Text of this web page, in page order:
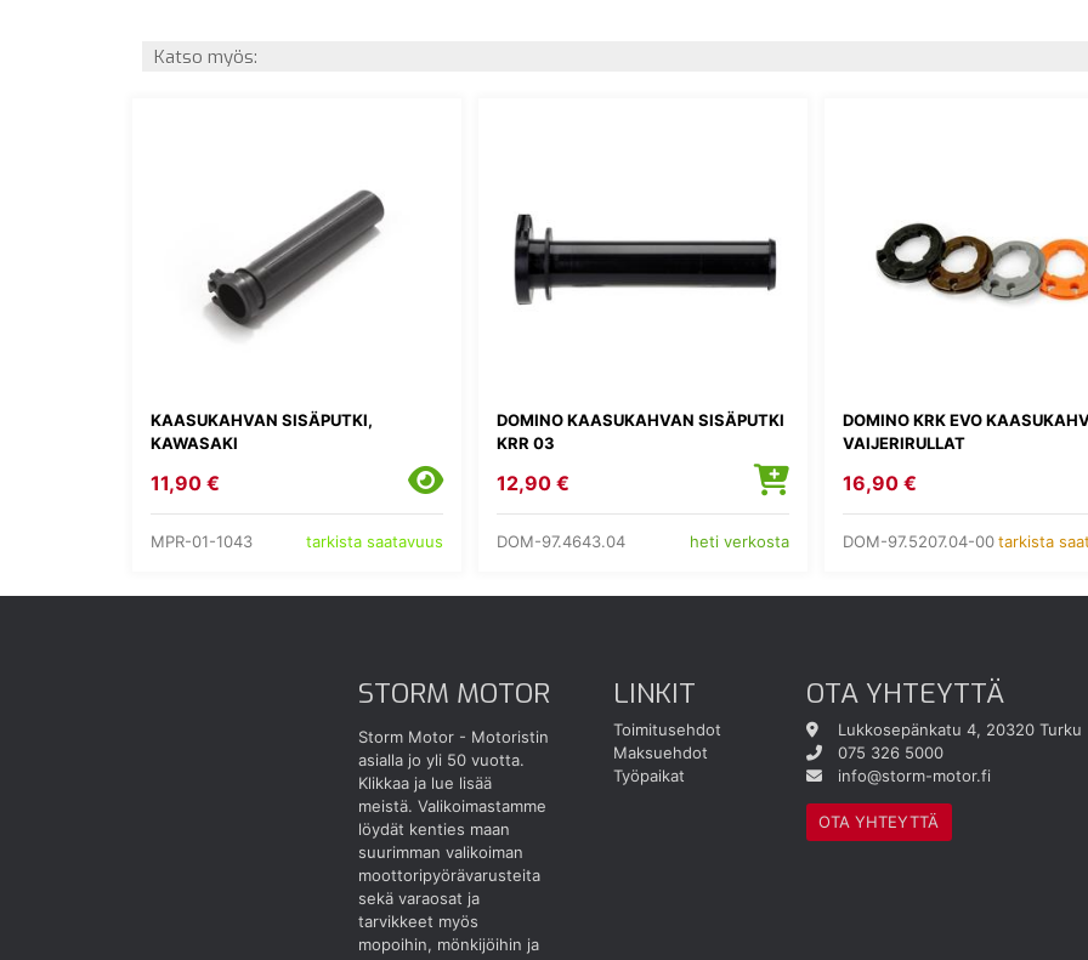
Katso myös:
KAASUKAHVAN SISÄPUTKI,
KAWASAKI
11,90 €
MPR-01-1043 tarkista saatavuus
DOMINO KAASUKAHVAN SISÄPUTKI
KRR 03
12,90 €
DOM-97.4643.04 heti verkosta
DOMINO KRK EVO
VAIJERIRULLAT
16,90 €
DOM-97.5207.04-00tarkista
STORM MOTOR
Storm Motor - Motoristin
asialla jo yli 50 vuotta.
Klikkaa ja lue lisää
meistä. Valikoimastamme
löydät kenties maan
suurimman valikoiman
moottoripyörävarusteita
sekä varaosat ja
tarvikkeet myös
mopoihin, mönkijöihin ja
LINKIT
Toimitusehdot
Maksuehdot
Työpaikat
OTA YHTEYTTÄ
Lukkosepänkatu 4, 20320 Turku
075 326 5000
info@storm-motor.fi
OTA YHTEYTTÄ